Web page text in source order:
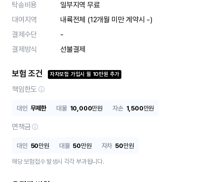
탁송비용
일부지역 무료
대여지역
내륙전체 (12개월 미만 계약시 -)
결제수단
-
결제방식
선불결제
보험 조건 자차보험 가입시월 10만원 추가
책임한도
대인 무제한 대물 10,000만원 자손 1,500만원
면책금
대인 50만원 대물 50만원 자차 50만원
해당 보험접수 발생시 각각 부과됩니다.